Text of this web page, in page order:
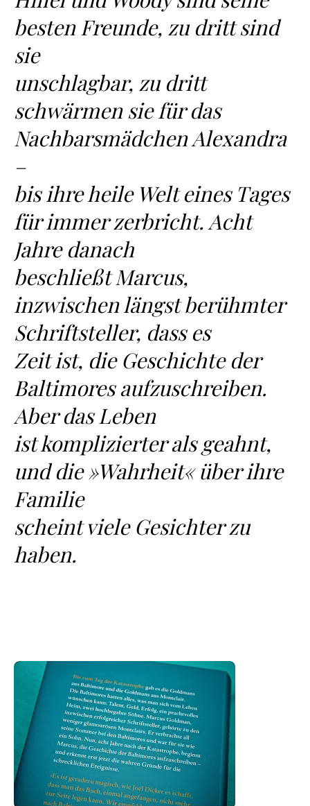
besten Freunde, zu dritt sind
sie
unschlagbar, zu dritt
schwärmen sie für das
Nachbarsmädchen Alexandra
–
bis ihre heile Welt eines Tages
für immer zerbricht. Acht
Jahre danach
beschließt Marcus,
inzwischen längst berühmter
Schriftsteller, dass es
Zeit ist, die Geschichte der
Baltimores aufzuschreiben.
Aber das Leben
ist komplizierter als geahnt,
und die »Wahrheit« über ihre
Familie
scheint viele Gesichter zu
haben.